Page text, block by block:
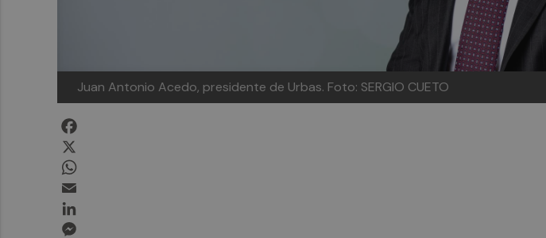
Juan Antonio Acedo, presidente de Urbas. Foto: SERGIO CUETO